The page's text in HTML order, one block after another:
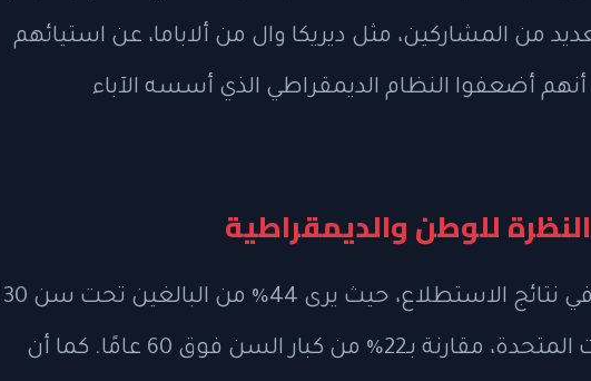
من المشاركين، مثل ديريكا وال من ألاباما، عن استيائهم
أضعفوا النظام الديمقراطي الذي أسسه الآباء
للوطن والديمقراطية
تظهر الفجوة العمرية بوضوح في نتائج الاستطلاع، حيث يرى 44% من البالغين تحت سن 30
أن هناك دولًا أفضل من الولايات المتحدة، مقارنة بـ22% من كبار السن فوق 60 عامًا. كما أن